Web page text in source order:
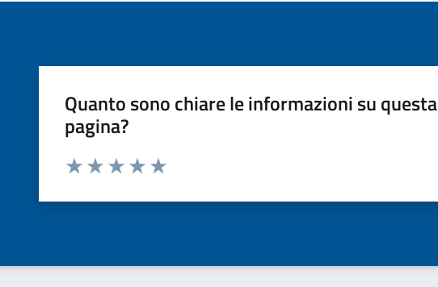
Quanto sono chiare le informazioni su questa
pagina?
Valuta da 1 a 5 stelle la pagina